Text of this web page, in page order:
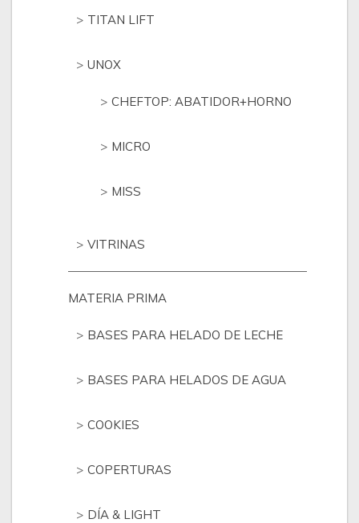
TITAN LIFT
UNOX
CHEFTOP: ABATIDOR+HORNO
MICRO
MISS
VITRINAS
MATERIA PRIMA
BASES PARA HELADO DE LECHE
BASES PARA HELADOS DE AGUA
COOKIES
COPERTURAS
DÍA & LIGHT